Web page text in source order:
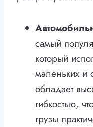
самый
который
маленьких и
обладает
гибкостью,
грузы